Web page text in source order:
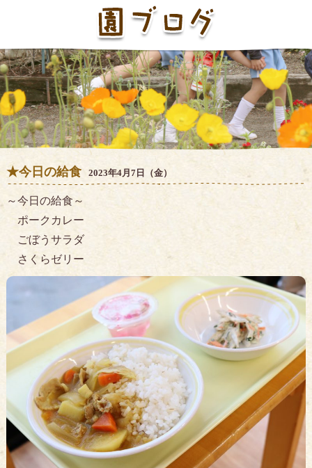
★今日の給食 2023年4月7日（金）
～今日の給食～
ポークカレー
ごぼうサラダ
さくらゼリー